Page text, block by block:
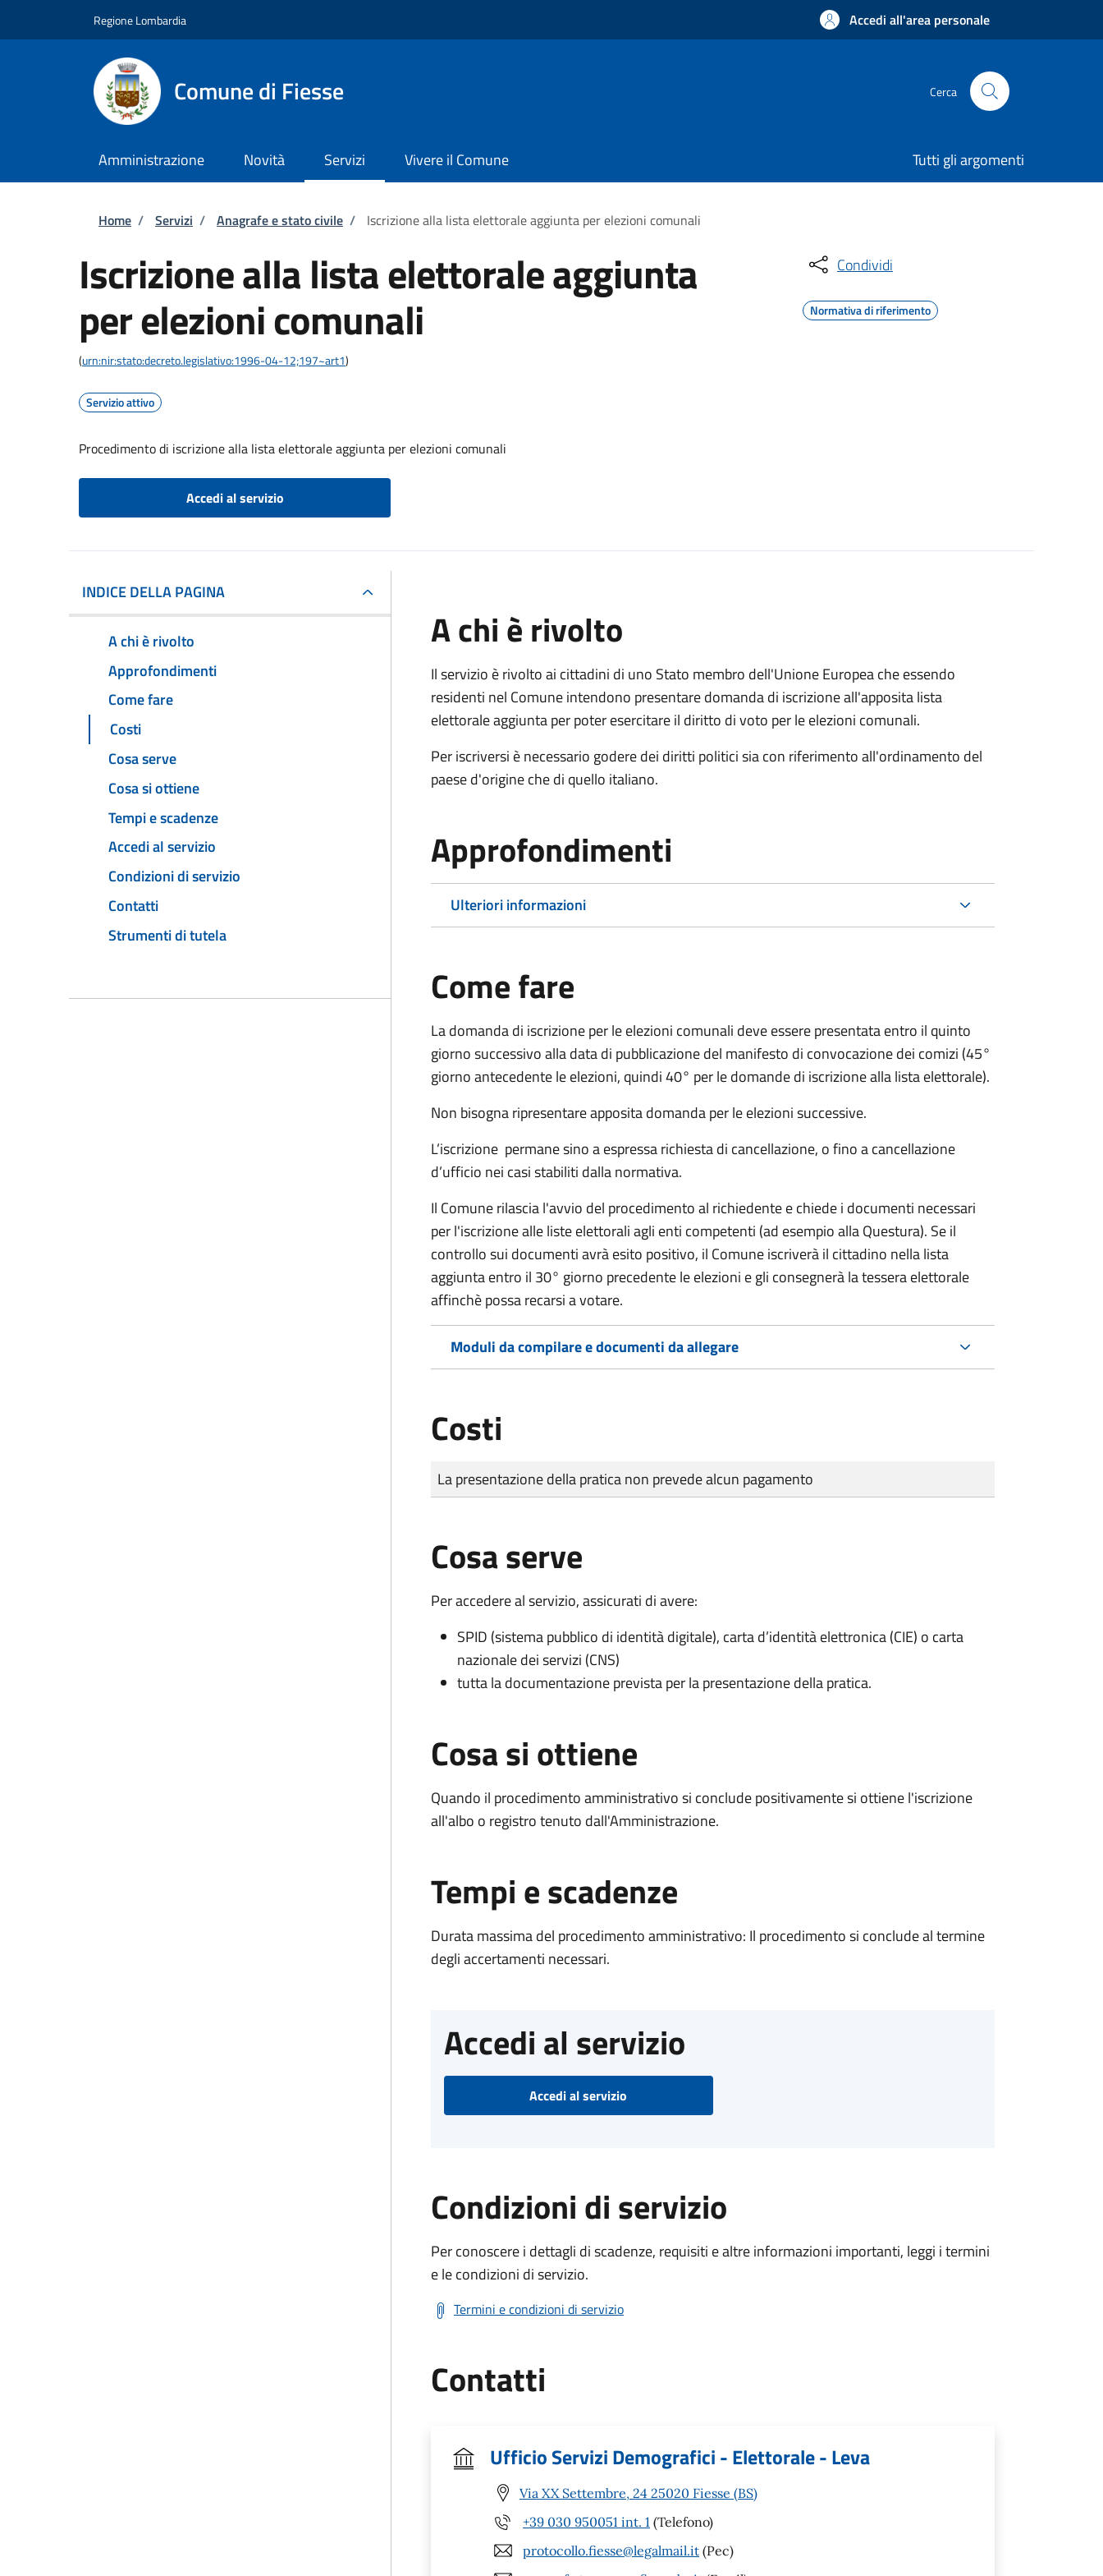
Regione Lombardia Accedi all'area personale
Comune di Fiesse Cerca
Amministrazione Novità Servizi Vivere il Comune Tutti gli argomenti
Briciole di pane
Home / Servizi / Anagrafe e stato civile / Iscrizione alla lista elettorale aggiunta per elezioni comunali
Iscrizione alla lista elettorale aggiunta
per elezioni comunali
(urn:nir:stato:decreto.legislativo:1996-04-12;197~art1)
Servizio attivo
Procedimento di iscrizione alla lista elettorale aggiunta per elezioni comunali
Accedi al servizio
Condividi
Normativa di riferimento
INDICE DELLA PAGINA
A chi è rivolto
Approfondimenti
Come fare
Costi
Cosa serve
Cosa si ottiene
Tempi e scadenze
Accedi al servizio
Condizioni di servizio
Contatti
Strumenti di tutela
A chi è rivolto
Il servizio è rivolto ai cittadini di uno Stato membro dell'Unione Europea che essendo
residenti nel Comune intendono presentare domanda di iscrizione all'apposita lista
elettorale aggiunta per poter esercitare il diritto di voto per le elezioni comunali.
Per iscriversi è necessario godere dei diritti politici sia con riferimento all'ordinamento del
paese d'origine che di quello italiano.
Approfondimenti
Ulteriori informazioni
Come fare
La domanda di iscrizione per le elezioni comunali deve essere presentata entro il quinto
giorno successivo alla data di pubblicazione del manifesto di convocazione dei comizi (45°
giorno antecedente le elezioni, quindi 40° per le domande di iscrizione alla lista elettorale).
Non bisogna ripresentare apposita domanda per le elezioni successive.
L’iscrizione permane sino a espressa richiesta di cancellazione, o fino a cancellazione
d’ufficio nei casi stabiliti dalla normativa.
Il Comune rilascia l'avvio del procedimento al richiedente e chiede i documenti necessari
per l'iscrizione alle liste elettorali agli enti competenti (ad esempio alla Questura). Se il
controllo sui documenti avrà esito positivo, il Comune iscriverà il cittadino nella lista
aggiunta entro il 30° giorno precedente le elezioni e gli consegnerà la tessera elettorale
affinchè possa recarsi a votare.
Moduli da compilare e documenti da allegare
Costi
Tipo di pagamento
Importo
La presentazione della pratica non prevede alcun pagamento
Cosa serve
Per accedere al servizio, assicurati di avere:
SPID (sistema pubblico di identità digitale), carta d’identità elettronica (CIE) o carta
nazionale dei servizi (CNS)
tutta la documentazione prevista per la presentazione della pratica.
Cosa si ottiene
Quando il procedimento amministrativo si conclude positivamente si ottiene l'iscrizione
all'albo o registro tenuto dall'Amministrazione.
Tempi e scadenze
Durata massima del procedimento amministrativo: Il procedimento si conclude al termine
degli accertamenti necessari.
Accedi al servizio
Accedi al servizio
Condizioni di servizio
Per conoscere i dettagli di scadenze, requisiti e altre informazioni importanti, leggi i termini
e le condizioni di servizio.
Termini e condizioni di servizio
Contatti
Ufficio Servizi Demografici - Elettorale - Leva
Via XX Settembre, 24 25020 Fiesse (BS)
+39 030 950051 int. 1 (Telefono)
protocollo.fiesse@legalmail.it (Pec)